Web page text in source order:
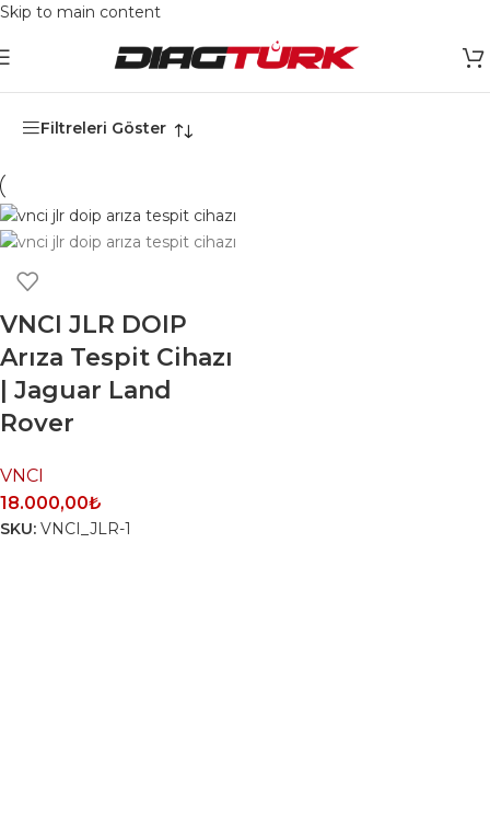
Skip to main content
Filtreleri Göster
VNCI JLR DOIP
Arıza Tespit Cihazı
| Jaguar Land
Rover
VNCI
18.000,00₺
SKU: VNCI_JLR-1